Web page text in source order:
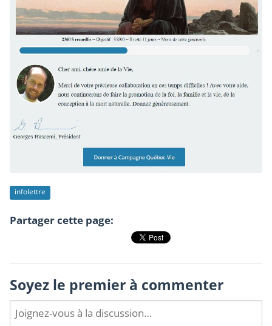
infolettre
Partager cette page:
Soyez le premier à commenter